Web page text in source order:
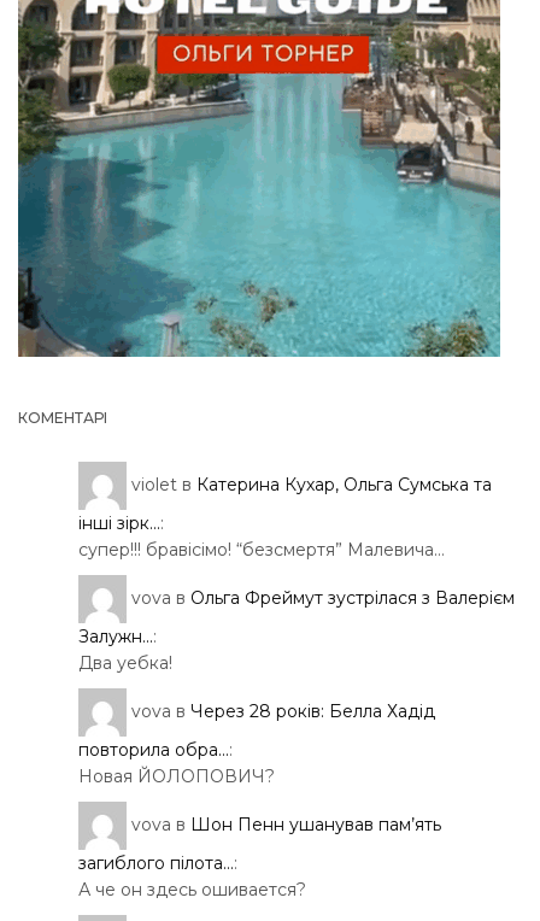
КОМЕНТАРІ
violet в Катерина Кухар, Ольга Сумська та
інші зірк...:
супер!!! бравісімо! “безсмертя” Малевича…
vova в Ольга Фреймут зустрілася з Валерієм
Залужн...:
Два уебка!
vova в Через 28 років: Белла Хадід
повторила обра...:
Новая ЙОЛОПОВИЧ?
vova в Шон Пенн ушанував пам’ять
загиблого пілота...:
А че он здесь ошивается?